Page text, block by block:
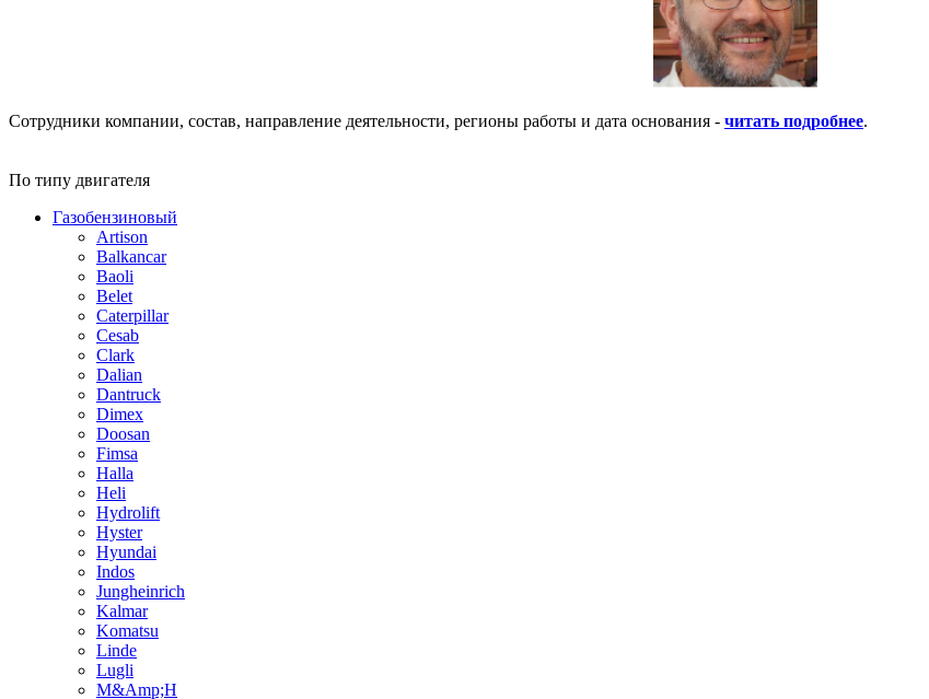
Сотрудники компании, состав, направление деятельности, регионы работы и дата основания - читать подробнее.
По типу двигателя
Газобензиновый
Artison
Balkancar
Baoli
Belet
Caterpillar
Cesab
Clark
Dalian
Dantruck
Dimex
Doosan
Fimsa
Halla
Heli
Hydrolift
Hyster
Hyundai
Indos
Jungheinrich
Kalmar
Komatsu
Linde
Lugli
M&Amp;H